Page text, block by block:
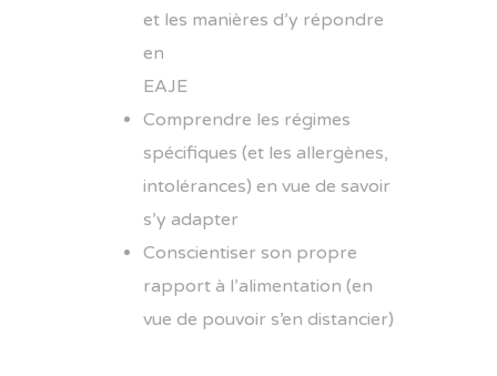
et les manières d’y répondre
en
EAJE
Comprendre les régimes
spécifiques (et les allergènes,
intolérances) en vue de savoir
s’y adapter
Conscientiser son propre
rapport à l’alimentation (en
vue de pouvoir s’en distancier)